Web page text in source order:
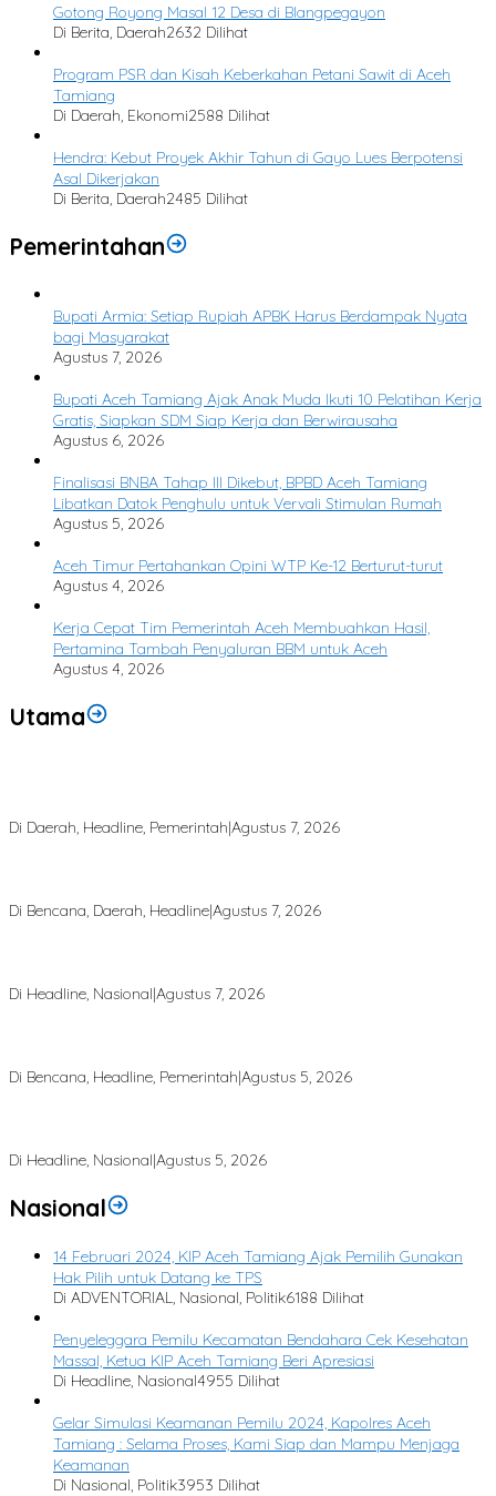
Gotong Royong Masal 12 Desa di Blangpegayon
Di Berita, Daerah2632 Dilihat
Program PSR dan Kisah Keberkahan Petani Sawit di Aceh
Tamiang
Di Daerah, Ekonomi2588 Dilihat
Hendra: Kebut Proyek Akhir Tahun di Gayo Lues Berpotensi
Asal Dikerjakan
Di Berita, Daerah2485 Dilihat
Pemerintahan
Bupati Armia: Setiap Rupiah APBK Harus Berdampak Nyata
bagi Masyarakat
Agustus 7, 2026
Bupati Aceh Tamiang Ajak Anak Muda Ikuti 10 Pelatihan Kerja
Gratis, Siapkan SDM Siap Kerja dan Berwirausaha
Agustus 6, 2026
Finalisasi BNBA Tahap III Dikebut, BPBD Aceh Tamiang
Libatkan Datok Penghulu untuk Vervali Stimulan Rumah
Agustus 5, 2026
Aceh Timur Pertahankan Opini WTP Ke-12 Berturut-turut
Agustus 4, 2026
Kerja Cepat Tim Pemerintah Aceh Membuahkan Hasil,
Pertamina Tambah Penyaluran BBM untuk Aceh
Agustus 4, 2026
Utama
Di Daerah, Headline, Pemerintah|Agustus 7, 2026
Di Bencana, Daerah, Headline|Agustus 7, 2026
Di Headline, Nasional|Agustus 7, 2026
Di Bencana, Headline, Pemerintah|Agustus 5, 2026
Di Headline, Nasional|Agustus 5, 2026
Nasional
14 Februari 2024, KIP Aceh Tamiang Ajak Pemilih Gunakan
Hak Pilih untuk Datang ke TPS
Di ADVENTORIAL, Nasional, Politik6188 Dilihat
Penyeleggara Pemilu Kecamatan Bendahara Cek Kesehatan
Massal, Ketua KIP Aceh Tamiang Beri Apresiasi
Di Headline, Nasional4955 Dilihat
Gelar Simulasi Keamanan Pemilu 2024, Kapolres Aceh
Tamiang : Selama Proses, Kami Siap dan Mampu Menjaga
Keamanan
Di Nasional, Politik3953 Dilihat